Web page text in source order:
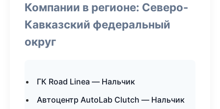
Компании в регионе: Северо-
Кавказский федеральный
округ
ГК Road Linea — Нальчик
Автоцентр AutoLab Clutch — Нальчик